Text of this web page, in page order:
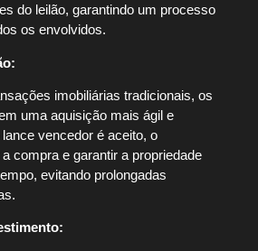
do leilão, garantindo um processo
os envolvidos.
imobiliárias tradicionais, os
uma aquisição mais ágil e
vencedor é aceito, o
compra e garantir a propriedade
evitando prolongadas